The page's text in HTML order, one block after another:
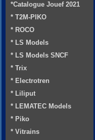
*Catalogue Jouef 2021
* T2M-PIKO
* ROCO
* LS Models
* LS Models SNCF
* Trix
* Electrotren
* Liliput
* LEMATEC Models
* Piko
* Vitrains